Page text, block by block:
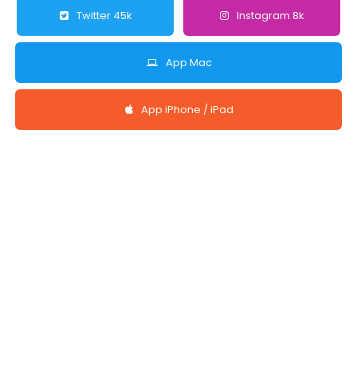
Twitter 45k Instagram 8k
App Mac
App iPhone / iPad